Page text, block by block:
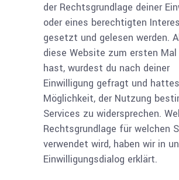
der Rechtsgrundlage deiner
oder eines berechtigten
gesetzt und gelesen werden.
diese Website zum ersten
hast, wurdest du nach deiner
Einwilligung gefragt und
Möglichkeit, der Nutzung
Services zu widersprechen.
Rechtsgrundlage für welchen
verwendet wird, haben wir in
Einwilligungsdialog erklärt.